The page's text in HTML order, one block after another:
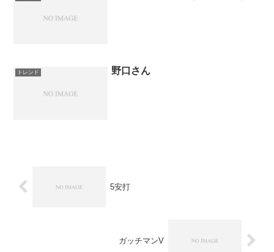
トレンド 野口さん
5安打
ガッチマンV